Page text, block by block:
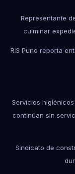
Representante
culminar
RIS Puno reporta
Servicios
continúan sin
Sindicato de